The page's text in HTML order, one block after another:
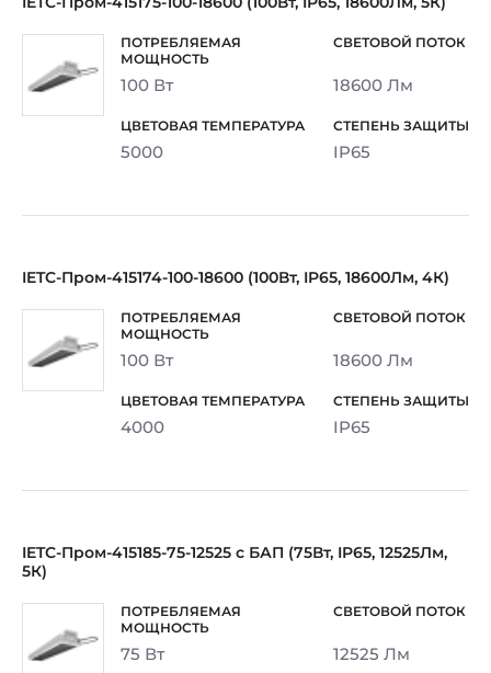
100 Вт 18600 Лм
5000 IP65
IETC-Пром-415174-100-18600 (100Вт, IP65, 18600Лм, 4К)
100 Вт 18600 Лм
4000 IP65
IETC-Пром-415185-75-12525 с БАП (75Вт, IP65, 12525Лм,
5К)
75 Вт 12525 Лм